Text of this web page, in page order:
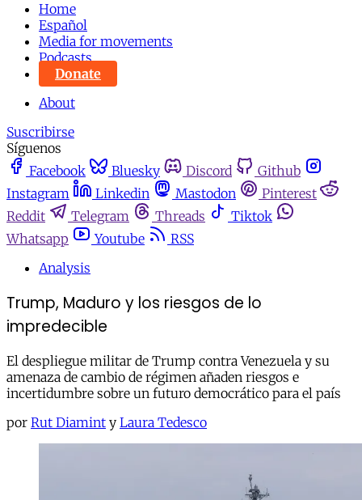
Home
Español
Media for movements
Podcasts
Donate
About
Suscribirse
Síguenos
Facebook
Bluesky Discord
Github
Instagram
Linkedin Mastodon
Pinterest
Reddit
Telegram Threads
Tiktok
Whatsapp
Youtube
RSS
Analysis
Trump, Maduro y los riesgos de lo
impredecible
El despliegue militar de Trump contra Venezuela y su
amenaza de cambio de régimen añaden riesgos e
incertidumbre sobre un futuro democrático para el país
por Rut Diamint y Laura Tedesco